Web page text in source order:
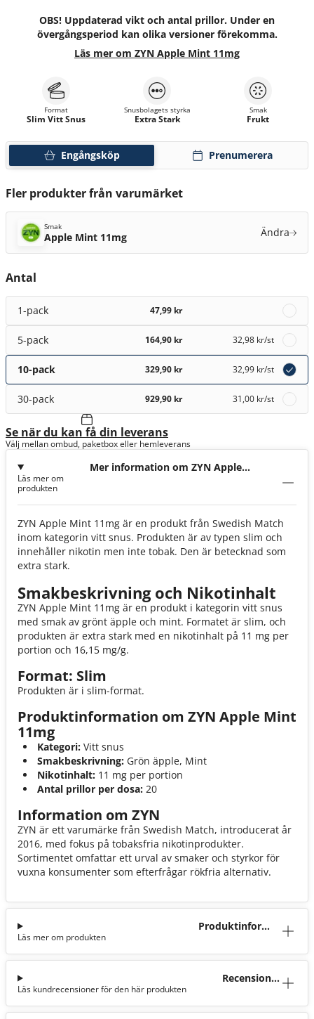
OBS! Uppdaterad vikt och antal prillor. Under en
övergångsperiod kan olika versioner förekomma.
Läs mer om ZYN Apple Mint 11mg
Engångsköp Prenumerera
Format
Slim Vitt Snus
Snusbolagets styrka
Extra Stark
Smak
Frukt
Fler produkter från varumärket
Smak
Apple Mint 11mg Ändra
Antal
1-pack 47,99 kr
5-pack 164,90 kr 32,98 kr/st
10-pack 329,90 kr 32,99 kr/st
30-pack 929,90 kr 31,00 kr/st
Se när du kan få din leverans
Välj mellan ombud, paketbox eller hemleverans
Mer information om ZYN Apple
Läs mer om
produkten
ZYN Apple Mint 11mg är en produkt från Swedish Match
inom kategorin vitt snus. Produkten är av typen slim och
innehåller nikotin men inte tobak. Den är betecknad som
extra stark.
Smakbeskrivning och Nikotinhalt
ZYN Apple Mint 11mg är en produkt i kategorin vitt snus
med smak av grönt äpple och mint. Formatet är slim, och
produkten är extra stark med en nikotinhalt på 11 mg per
portion och 16,15 mg/g.
Format: Slim
Produkten är i slim-format.
Produktinformation om ZYN Apple Mint
11mg
Kategori: Vitt snus
Smakbeskrivning: Grön äpple, Mint
Nikotinhalt: 11 mg per portion
Antal prillor per dosa: 20
Information om ZYN
ZYN är ett varumärke från Swedish Match, introducerat år
2016, med fokus på tobaksfria nikotinprodukter.
Sortimentet omfattar ett urval av smaker och styrkor för
vuxna konsumenter som efterfrågar rökfria alternativ.
Produktinforma
Läs mer om produkten
Recensioner
Läs kundrecensioner för den här produkten